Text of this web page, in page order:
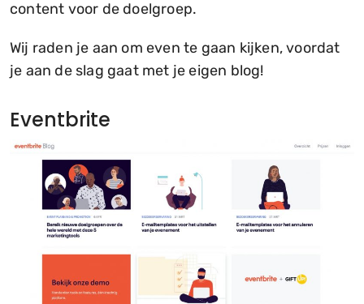
content voor de doelgroep.
Wij raden je aan om even te gaan kijken, voordat
je aan de slag gaat met je eigen blog!
Eventbrite